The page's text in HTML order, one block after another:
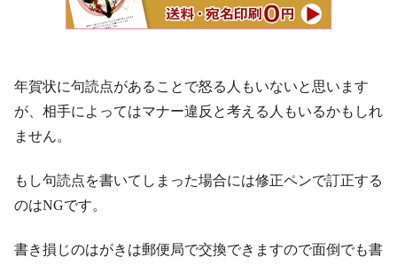
年賀状に句読点があることで怒る人もいないと思います
が、相手によってはマナー違反と考える人もいるかもしれ
ません。
もし句読点を書いてしまった場合には修正ペンで訂正する
のはNGです。
書き損じのはがきは郵便局で交換できますので面倒でも書